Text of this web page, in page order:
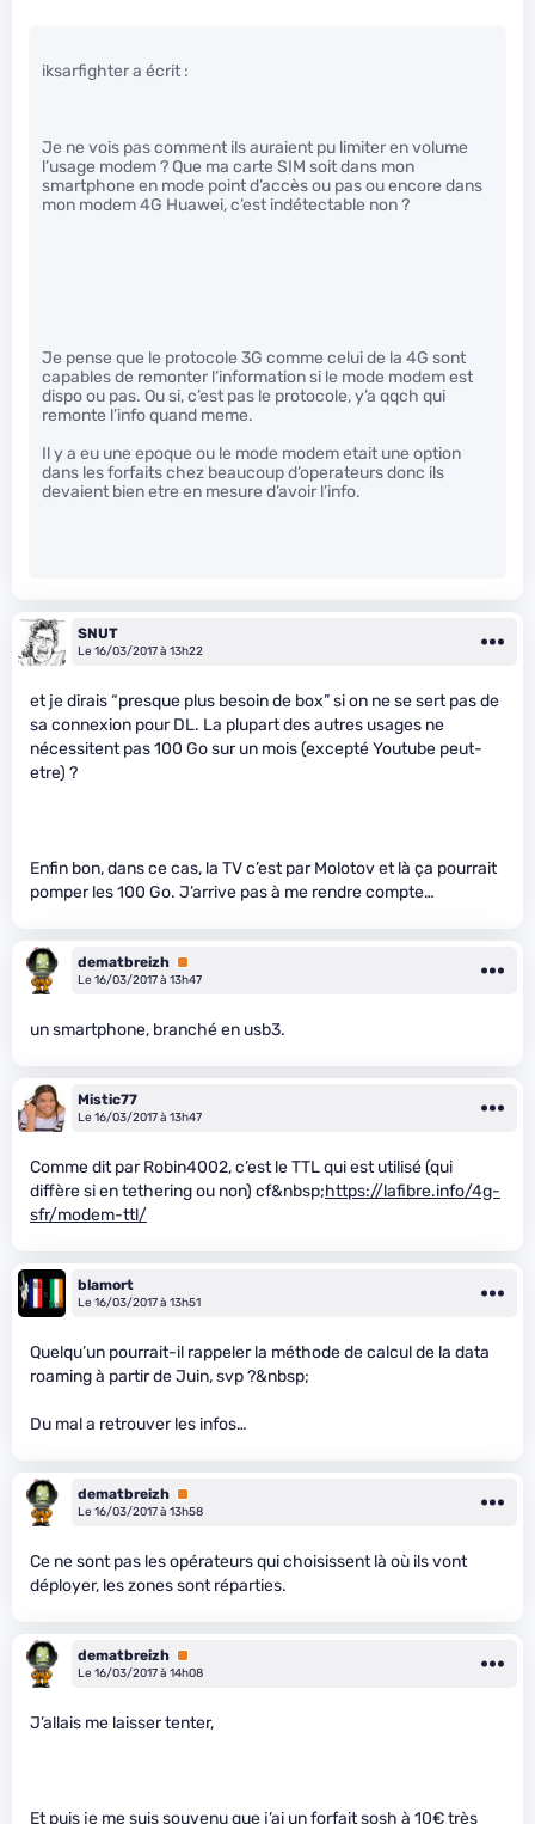
iksarfighter a écrit :
Je ne vois pas comment ils auraient pu limiter en volume
l’usage modem ? Que ma carte SIM soit dans mon
smartphone en mode point d’accès ou pas ou encore dans
mon modem 4G Huawei, c’est indétectable non ?
Je pense que le protocole 3G comme celui de la 4G sont
capables de remonter l’information si le mode modem est
dispo ou pas. Ou si, c’est pas le protocole, y’a qqch qui
remonte l’info quand meme.
Il y a eu une epoque ou le mode modem etait une option
dans les forfaits chez beaucoup d’operateurs donc ils
devaient bien etre en mesure d’avoir l’info.
SNUT
Le 16/03/2017 à 13h22
et je dirais “presque plus besoin de box” si on ne se sert pas de
sa connexion pour DL. La plupart des autres usages ne
nécessitent pas 100 Go sur un mois (excepté Youtube peut-
etre) ?
Enfin bon, dans ce cas, la TV c’est par Molotov et là ça pourrait
pomper les 100 Go. J’arrive pas à me rendre compte…
dematbreizh Premium
Le 16/03/2017 à 13h47
un smartphone, branché en usb3.
Mistic77
Le 16/03/2017 à 13h47
Comme dit par Robin4002, c’est le TTL qui est utilisé (qui
diffère si en tethering ou non) cf&nbsp;https://lafibre.info/4g-
sfr/modem-ttl/
blamort
Le 16/03/2017 à 13h51
Quelqu’un pourrait-il rappeler la méthode de calcul de la data
roaming à partir de Juin, svp ?&nbsp;
Du mal a retrouver les infos…
dematbreizh Premium
Le 16/03/2017 à 13h58
Ce ne sont pas les opérateurs qui choisissent là où ils vont
déployer, les zones sont réparties.
dematbreizh Premium
Le 16/03/2017 à 14h08
J’allais me laisser tenter,
Et puis je me suis souvenu que j’ai un forfait sosh à 10€ très